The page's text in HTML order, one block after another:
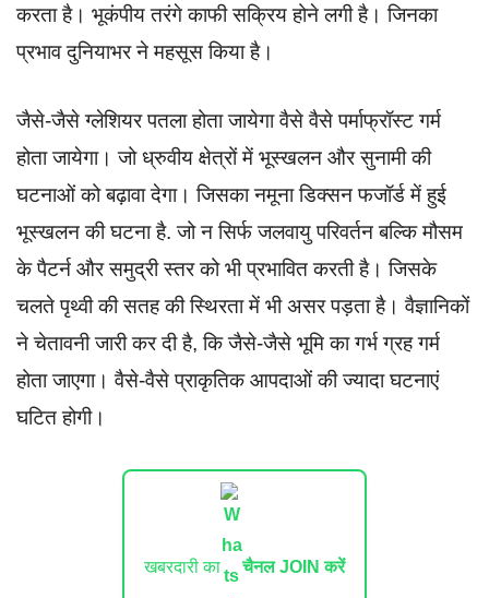
करता है। भूकंपीय तरंगे काफी सक्रिय होने लगी है। जिनका
प्रभाव दुनियाभर ने महसूस किया है।
जैसे-जैसे ग्लेशियर पतला होता जायेगा वैसे वैसे पर्माफ्रॉस्ट गर्म
होता जायेगा। जो ध्रुवीय क्षेत्रों में भूस्खलन और सुनामी की
घटनाओं को बढ़ावा देगा। जिसका नमूना डिक्सन फजॉर्ड में हुई
भूस्खलन की घटना है. जो न सिर्फ जलवायु परिवर्तन बल्कि मौसम
के पैटर्न और समुद्री स्तर को भी प्रभावित करती है। जिसके
चलते पृथ्वी की सतह की स्थिरता में भी असर पड़ता है। वैज्ञानिकों
ने चेतावनी जारी कर दी है, कि जैसे-जैसे भूमि का गर्भ ग्रह गर्म
होता जाएगा। वैसे-वैसे प्राकृतिक आपदाओं की ज्यादा घटनाएं
घटित होगी।
खबरदारी का चैनल JOIN करें